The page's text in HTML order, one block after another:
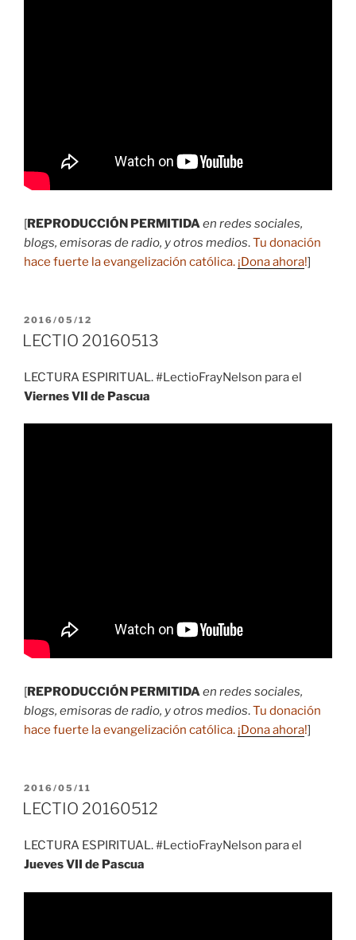
[REPRODUCCIÓN PERMITIDA en redes sociales,
blogs, emisoras de radio, y otros medios.Tu donación
hace fuerte la evangelización católica. ¡Dona ahora!]
PUBLICADO
EL
2016/05/12
LECTIO 20160513
LECTURA ESPIRITUAL. #LectioFrayNelson para el
Viernes VII de Pascua
[REPRODUCCIÓN PERMITIDAen redes sociales,
blogs, emisoras de radio, y otros medios.Tu donación
hace fuerte la evangelización católica. ¡Dona ahora!]
PUBLICADO
EL
2016/05/11
LECTIO 20160512
LECTURA ESPIRITUAL. #LectioFrayNelson para el
Jueves VII de Pascua